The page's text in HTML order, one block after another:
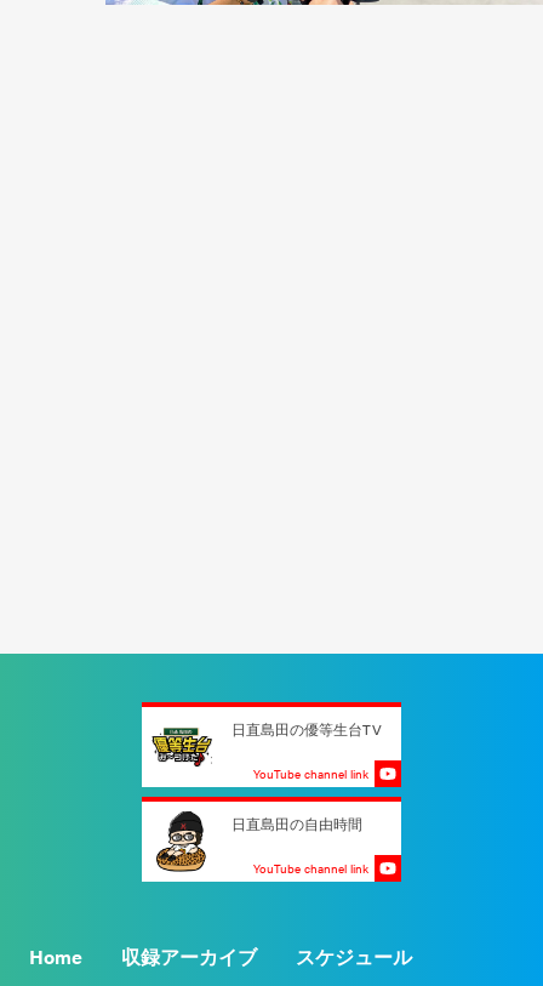
日直島田の優等生台TV
YouTube channel link
日直島田の自由時間
YouTube channel link
Home 収録アーカイブ
スケジュール